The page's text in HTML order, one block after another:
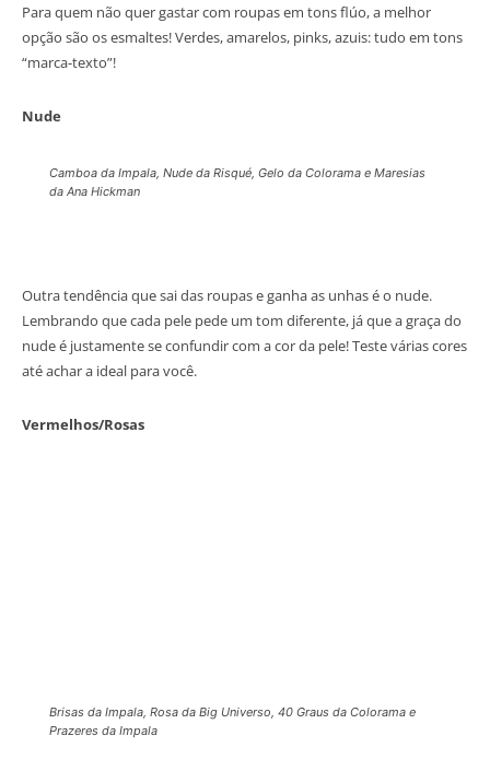
Para quem não quer gastar com roupas em tons flúo, a melhor
opção são os esmaltes! Verdes, amarelos, pinks, azuis: tudo em tons
“marca-texto”!
Nude
Camboa da Impala, Nude da Risqué, Gelo da Colorama e Maresias
da Ana Hickman
Outra tendência que sai das roupas e ganha as unhas é o nude.
Lembrando que cada pele pede um tom diferente, já que a graça do
nude é justamente se confundir com a cor da pele! Teste várias cores
até achar a ideal para você.
Vermelhos/Rosas
Brisas da Impala, Rosa da Big Universo, 40 Graus da Colorama e
Prazeres da Impala